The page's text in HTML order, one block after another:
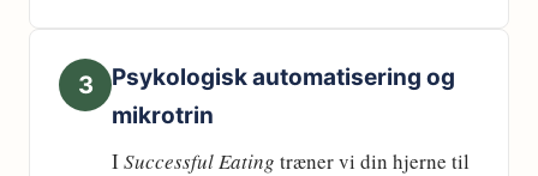
3
Psykologisk automatisering og
mikrotrin
ISuccessful Eating træner vi din hjerne til